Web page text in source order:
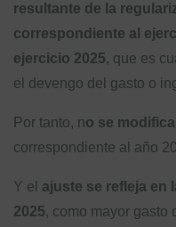
resultante de la
correspondiente al
ejercicio 2025, que es
el devengo del gasto o
Por tanto, no se modifica
correspondiente al año
Y el ajuste se refleja en
2025, como mayor gasto